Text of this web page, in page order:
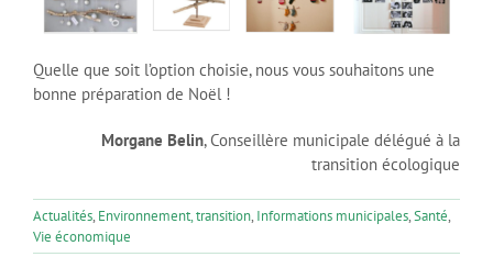
Quelle que soit l’option choisie, nous vous souhaitons une
bonne préparation de Noël !
Morgane Belin, Conseillère municipale délégué à la
transition écologique
Actualités, Environnement, transition, Informations municipales,Santé,
Vie économique